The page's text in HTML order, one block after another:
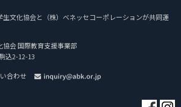
文化協会と（株）ベネッセコーポレーションが共同運
会 国際教育支援事業部
込2-12-13
合わせ